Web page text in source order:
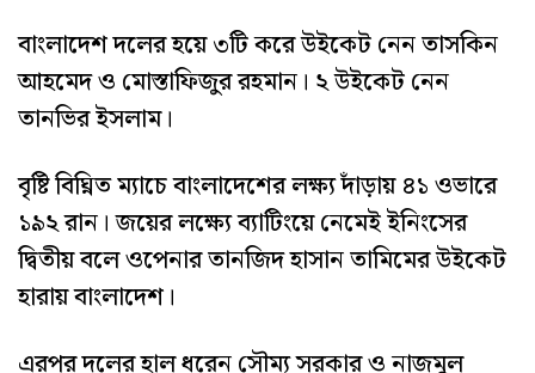
বাংলাদেশ দলের হয়ে ৩টি করে উইকেট নেন তাসকিন
আহমেদ ও মোস্তাফিজুর রহমান। ২ উইকেট নেন
তানভির ইসলাম।
বৃষ্টি বিঘ্নিত ম্যাচে বাংলাদেশের লক্ষ্য দাঁড়ায় ৪১ ওভারে
১৯২ রান। জয়ের লক্ষ্যে ব্যাটিংয়ে নেমেই ইনিংসের
দ্বিতীয় বলে ওপেনার তানজিদ হাসান তামিমের উইকেট
হারায় বাংলাদেশ।
এরপর দলের হাল ধরেন সৌম্য সরকার ও নাজমুল